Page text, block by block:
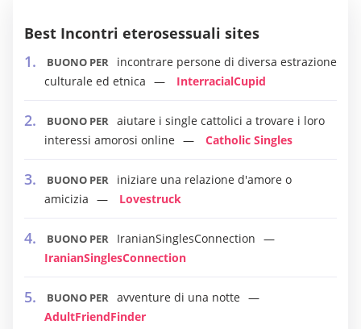
Best Incontri eterosessuali sites
BUONO PER
incontrare persone di diversa estrazione
culturale ed etnica
InterracialCupid
BUONO PER aiutare i single cattolici a trovare i loro
interessi amorosi online
Catholic Singles
BUONO PER
iniziare una relazione d'amore o
amicizia
Lovestruck
BUONO PER
IranianSinglesConnection
IranianSinglesConnection
BUONO PER avventure di una notte
AdultFriendFinder